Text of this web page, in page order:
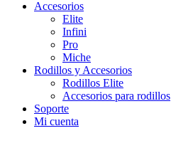
Accesorios
Elite
Infini
Pro
Miche
Rodillos y Accesorios
Rodillos Elite
Accesorios para rodillos
Soporte
Mi cuenta